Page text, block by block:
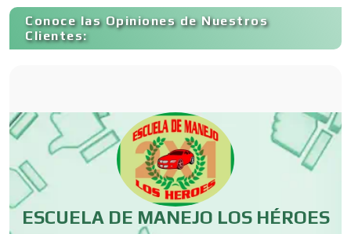
Carnicerías
Centros Comerciales
Centros de Espectáculos
Conoce las Opiniones de Nuestros
Clientes:
ESCUELA DE MANEJO LOS HÉROES